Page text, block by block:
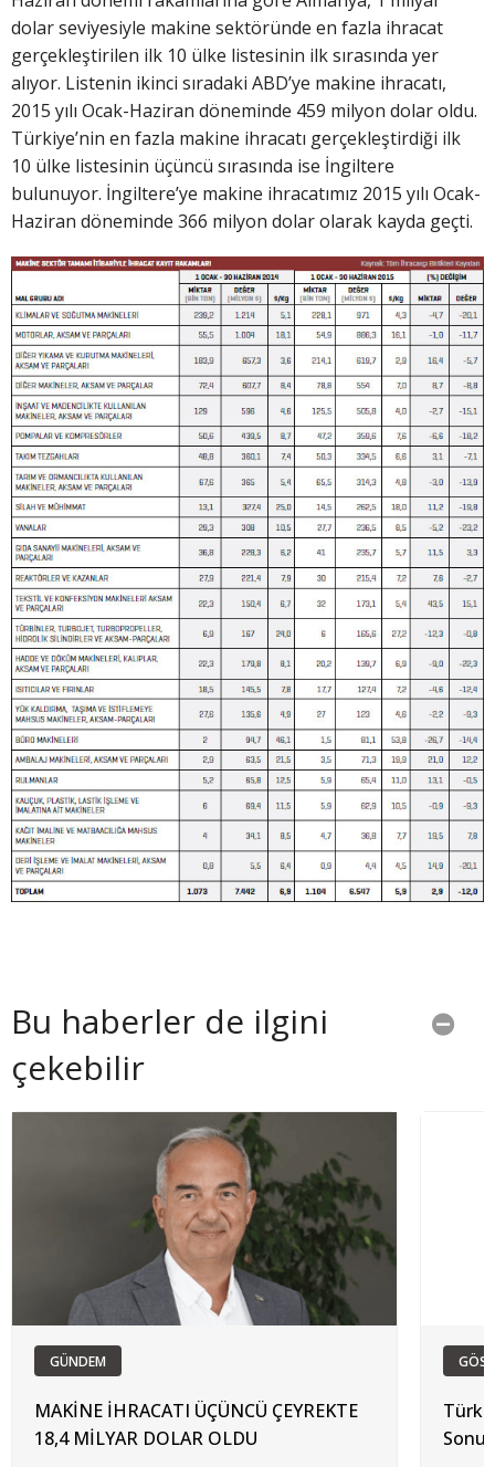
dolar seviyesiyle makine sektöründe en fazla ihracat
gerçekleştirilen ilk 10 ülke listesinin ilk sırasında yer
alıyor. Listenin ikinci sıradaki ABD’ye makine ihracatı,
2015 yılı Ocak-Haziran döneminde 459 milyon dolar oldu.
Türkiye’nin en fazla makine ihracatı gerçekleştirdiği ilk
10 ülke listesinin üçüncü sırasında ise İngiltere
bulunuyor. İngiltere’ye makine ihracatımız 2015 yılı Ocak-
Haziran döneminde 366 milyon dolar olarak kayda geçti.
Bu haberler de ilgini
çekebilir
GÜNDEM
MAKİNE İHRACATI ÜÇÜNCÜ ÇEYREKTE
18,4 MİLYAR DOLAR OLDU